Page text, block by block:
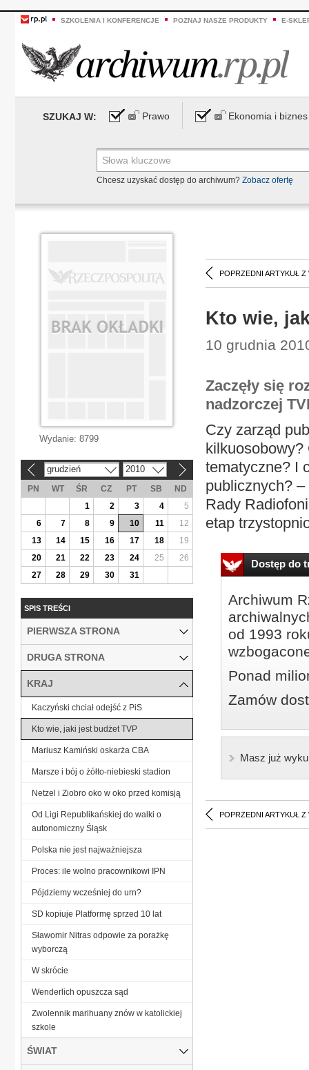
SZKOLENIA I KONFERENCJE POZNAJ NASZE PRODUKTY E-
SZUKAJ W: Prawo Ekonomia i biznes
Chcesz uzyskać dostęp do archiwum? Zobacz ofertę
POPRZEDNI ARTYKUŁ Z
Kto wie,
10 grudnia
Zaczęły się
nadzorczej
Czy zarząd
kilkuosobowy?
tematyczne? I
publicznych?
Rady
etap
Dostęp do
Archiwum
od 1993
Ponad
Zamów
Masz już
POPRZEDNI ARTYKUŁ Z
Wydanie: 8799
grudzień 2010
PN WT ŚR CZ PT SB
ND
1
2 3 4
5
6
7 8 9 10 11
12
13
14 15 16 17 18
19
20
21 22 23 24 25
26
27
28 29 30 31
SPIS TREŚCI
PIERWSZA STRONA
DRUGA STRONA
KRAJ
Kaczyński chciał odejść z PiS
Kto wie, jaki jest budżet TVP
Mariusz Kamiński oskarża CBA
Marsze i bój o żółto-niebieski stadion
Netzel i Ziobro oko w oko przed komisją
Od Ligi Republikańskiej do walki o
autonomiczny Śląsk
Polska nie jest najważniejsza
Proces: ile wolno pracownikowi IPN
Pójdziemy wcześniej do urn?
SD kopiuje Platformę sprzed 10 lat
Sławomir Nitras odpowie za porażkę
wyborczą
W skrócie
Wenderlich opuszcza sąd
Zwolennik marihuany znów w katolickiej
szkole
ŚWIAT